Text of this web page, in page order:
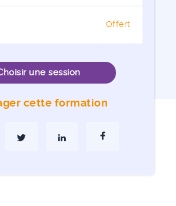
Offert
Choisir une session
cette formation
par Mail
Partager sur TwitterPartager sur Linkedin